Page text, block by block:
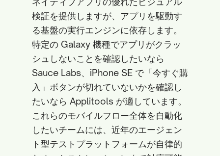
検証を提供しますが、アプリを駆動す
る基盤の実行エンジンに依存します。
特定の Galaxy 機種でアプリがクラッ
シュしないことを確認したいなら
Sauce Labs、iPhone SE で「今すぐ購
入」ボタンが切れていないかを確認し
たいなら Applitools が適しています。
これらのモバイルフロー全体を自動化
したいチームには、近年のエージェン
ト型テストプラットフォームが自律的